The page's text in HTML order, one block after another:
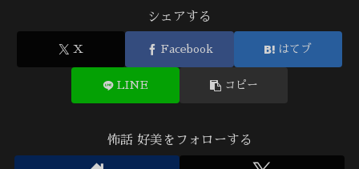
シェアする
X Facebook はてブ
LINE コピー
怖話 好美をフォローする